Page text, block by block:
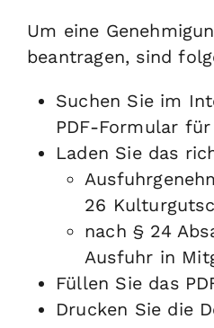
Um eine
beantragen, sind
Suchen Sie im
PDF-Formular
Laden Sie das
26
nach § 24
Ausfuhr in
Füllen Sie das
Drucken Sie die